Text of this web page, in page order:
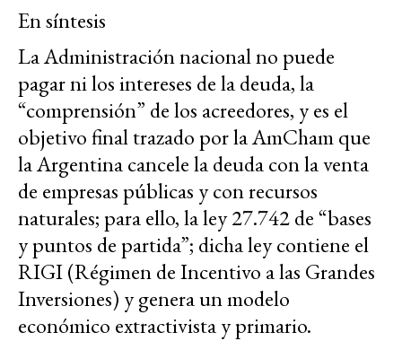
En síntesis
La Administración nacional no puede
pagar ni los intereses de la deuda, la
“comprensión” de los acreedores, y es el
objetivo final trazado por la AmCham que
la Argentina cancele la deuda con la venta
de empresas públicas y con recursos
naturales; para ello, la ley 27.742 de “bases
y puntos de partida”; dicha ley contiene el
RIGI (Régimen de Incentivo a las Grandes
Inversiones) y genera un modelo
económico extractivista y primario.